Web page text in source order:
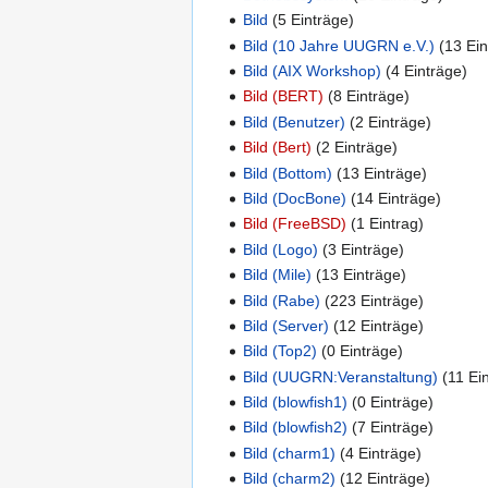
Bild ‏‎ (5 Einträge)
Bild (10 Jahre UUGRN e.V.) (13
Bild (AIX Workshop) ‏‎ (4 Einträge)
Bild (BERT) ‏‎ (8 Einträge)
Bild (Benutzer) ‏‎ (2 Einträge)
Bild (Bert) ‏‎ (2 Einträge)
Bild (Bottom) ‏‎ (13 Einträge)
Bild (DocBone) ‏‎ (14 Einträge)
Bild (FreeBSD) ‏‎ (1 Eintrag)
Bild (Logo) ‏‎ (3 Einträge)
Bild (Mile) ‏‎ (13 Einträge)
Bild (Rabe) ‏‎ (223 Einträge)
Bild (Server) ‏‎ (12 Einträge)
Bild (Top2) ‏‎ (0 Einträge)
Bild (UUGRN:Veranstaltung) (11
Bild (blowfish1) ‏‎ (0 Einträge)
Bild (blowfish2) ‏‎ (7 Einträge)
Bild (charm1) ‏‎ (4 Einträge)
Bild (charm2) ‏‎ (12 Einträge)